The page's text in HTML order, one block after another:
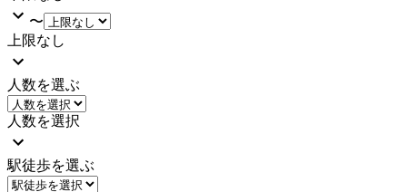
〜
上限なし
人数を選ぶ
人数を選択
駅徒歩を選ぶ